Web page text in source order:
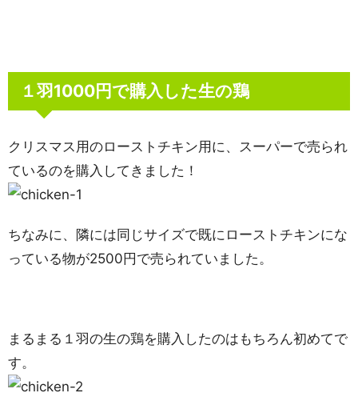
１羽1000円で購入した生の鶏
クリスマス用のローストチキン用に、スーパーで売られ
ているのを購入してきました！
ちなみに、隣には同じサイズで既にローストチキンにな
っている物が2500円で売られていました。
まるまる１羽の生の鶏を購入したのはもちろん初めてで
す。